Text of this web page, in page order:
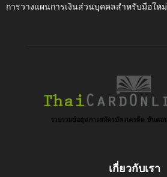
การวางแผนการเงินส่วนบุคคลสำหรับมือใหม่
เกี่ยวกับเรา